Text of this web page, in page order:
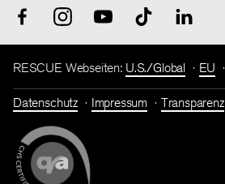
RESCUE Webseiten: U.S./Global EU
Datenschutz Impressum Transparenz